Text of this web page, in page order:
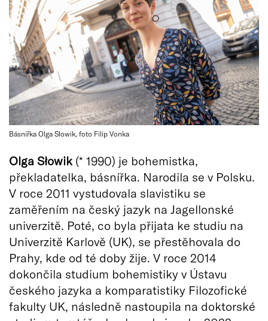
Básnířka Olga Słowik, foto Filip Vonka
Olga Słowik (* 1990) je bohemistka,
překladatelka, básnířka. Narodila se v Polsku.
V roce 2011 vystudovala slavistiku se
zaměřením na český jazyk na Jagellonské
univerzitě. Poté, co byla přijata ke studiu na
Univerzitě Karlově (UK), se přestěhovala do
Prahy, kde od té doby žije. V roce 2014
dokončila studium bohemistiky v Ústavu
českého jazyka a komparatistiky Filozofické
fakulty UK, následně nastoupila na doktorské